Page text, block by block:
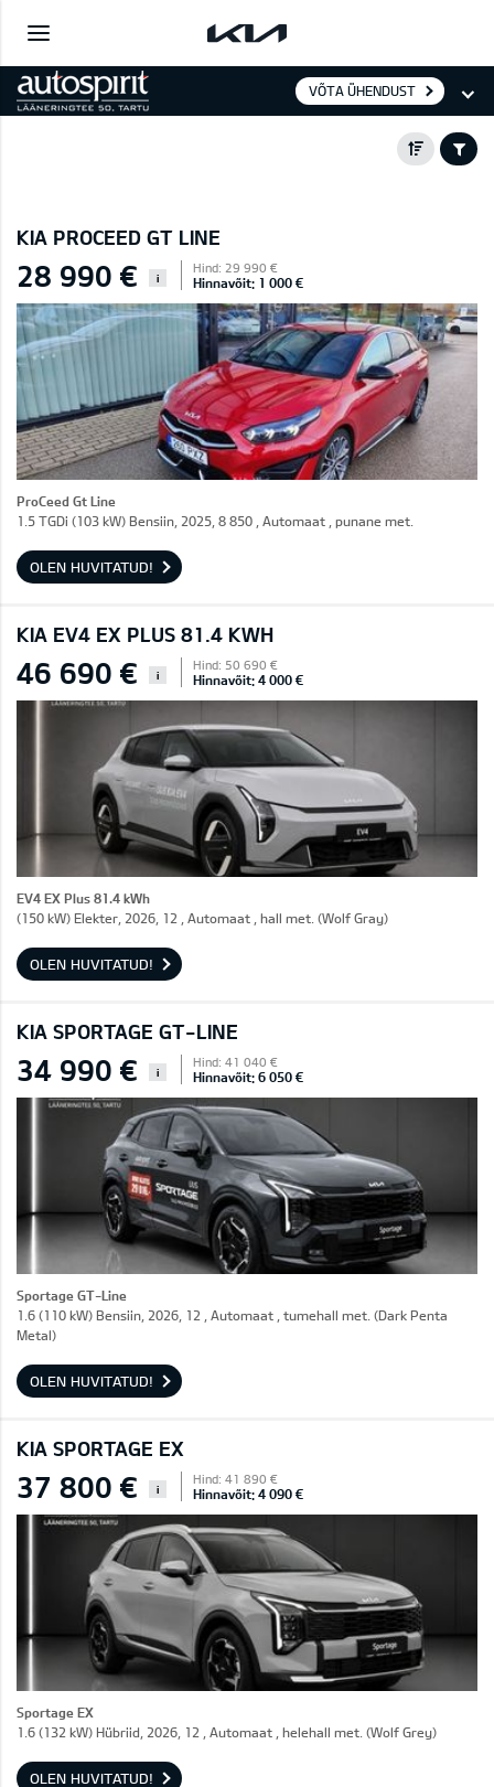
VÕTA ÜHENDUST
KIA PROCEED GT LINE
28 990 € i
Hind: 29 990 €
Hinnavõit: 1 000 €
ProCeed Gt Line
1.5 TGDi (103 kW) Bensiin, 2025, 8 850 , Automaat , punane met.
OLEN HUVITATUD!
KIA EV4 EX PLUS 81.4 KWH
46 690 € i
Hind: 50 690 €
Hinnavõit: 4 000 €
EV4 EX Plus 81.4 kWh
(150 kW) Elekter, 2026, 12 , Automaat , hall met. (Wolf Gray)
OLEN HUVITATUD!
KIA SPORTAGE GT-LINE
34 990 € i
Hind: 41 040 €
Hinnavõit: 6 050 €
Sportage GT-Line
1.6 (110 kW) Bensiin, 2026, 12 , Automaat , tumehall met. (Dark Penta
Metal)
OLEN HUVITATUD!
KIA SPORTAGE EX
37 800 € i
Hind: 41 890 €
Hinnavõit: 4 090 €
Sportage EX
1.6 (132 kW) Hübriid, 2026, 12 , Automaat , helehall met. (Wolf Grey)
OLEN HUVITATUD!